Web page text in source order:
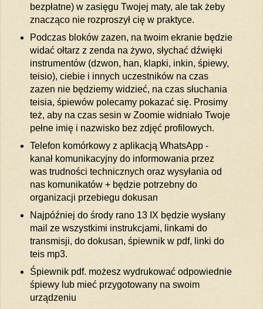
bezpłatne) w zasięgu Twojej maty, ale tak żeby
znacząco nie rozproszył cię w praktyce.
Podczas bloków zazen, na twoim ekranie będzie
widać ołtarz z zenda na żywo, słychać dźwięki
instrumentów (dzwon, han, klapki, inkin, śpiewy,
teisio), ciebie i innych uczestników na czas
zazen nie będziemy widzieć, na czas słuchania
teisia, śpiewów polecamy pokazać się. Prosimy
też, aby na czas sesin w Zoomie widniało Twoje
pełne imię i nazwisko bez zdjęć profilowych.
Telefon komórkowy z aplikacją WhatsApp -
kanał komunikacyjny do informowania przez
was trudności technicznych oraz wysyłania od
nas komunikatów + będzie potrzebny do
organizacji przebiegu dokusan
Najpóźniej do środy rano 13 IX będzie wysłany
mail ze wszystkimi instrukcjami, linkami do
transmisji, do dokusan, śpiewnik w pdf, linki do
teis mp3.
Śpiewnik pdf. możesz wydrukować odpowiednie
śpiewy lub mieć przygotowany na swoim
urządzeniu